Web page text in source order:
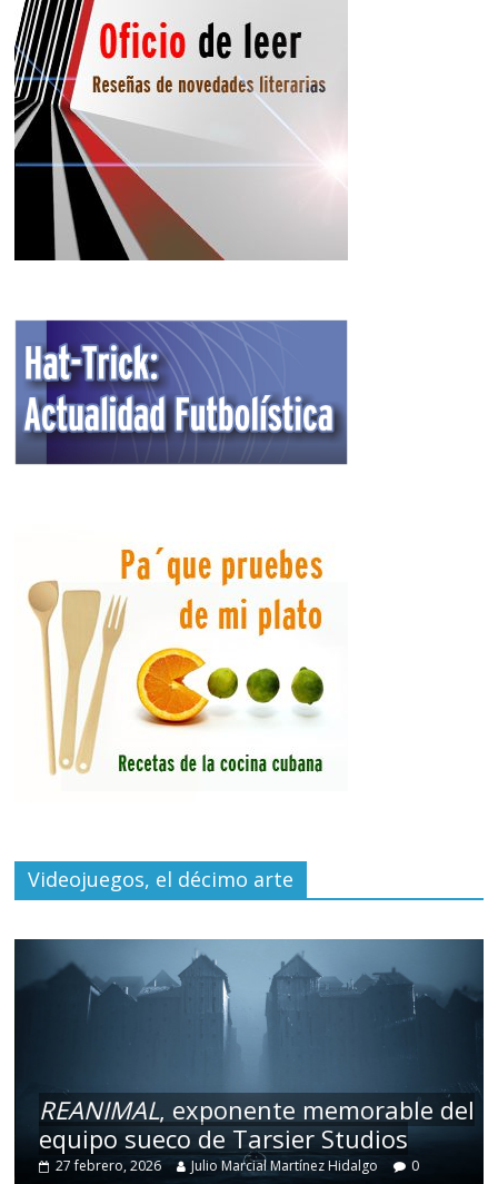
Videojuegos, el décimo arte
REANIMAL, exponente memorable del
equipo sueco de Tarsier Studios
27 febrero, 2026 Julio Marcial Martínez Hidalgo 0